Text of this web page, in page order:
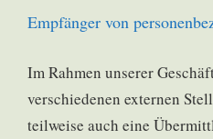
Empfänger von
Im Rahmen unserer
verschiedenen externen
teilweise auch eine